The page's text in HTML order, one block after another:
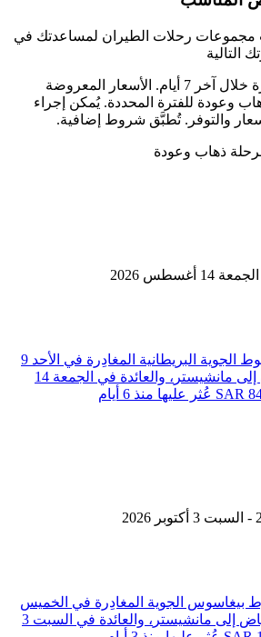
رحلات الطيران لمساعدتك في
كانت هذه الأسعار متوفرة خلال آخر 7 أيام. الأسعار المعروضة
للفترة المحددة. يُمكن إجراء
تُطبَّق شروط إضافية.
وعودة
تحديد رحلة طيران ⁦الخطوط الجوية البريطانية⁩ المغادِرة في ⁦الأحد 9
أغسطس 2026⁩ من ⁦لندن⁩ إلى ⁦مانشيستر⁩، والعائدة في ⁦الجمعة 14
تحديد رحلة طيران ⁦خطوط بيغاسوس الجوية⁩ المغادِرة في ⁦الخميس
24 سبتمبر 2026⁩ من ⁦الرياض⁩ إلى ⁦مانشيستر⁩، والعائدة في ⁦السبت 3